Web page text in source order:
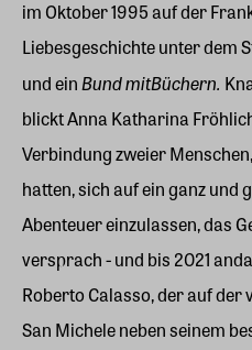
im Oktober 1995 auf der
Liebesgeschichte unter dem
und einBund mitBüchern.
blickt Anna Katharina
Verbindung zweier
hatten, sich auf ein ganz und
Abenteuer einzulassen, das
versprach - und bis 2021
Roberto Calasso, der auf der
San Michele neben seinem